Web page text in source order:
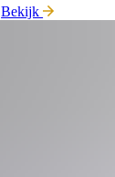
Bekijk